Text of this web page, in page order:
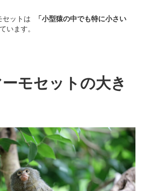
ットは
「小型猿の中でも特に小さい
います。
モセットの大き